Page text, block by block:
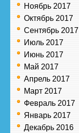
Ноябрь 2017
Октябрь 2017
Сентябрь 2017
Июль 2017
Июнь 2017
Май 2017
Апрель 2017
Март 2017
Февраль 2017
Январь 2017
Декабрь 2016